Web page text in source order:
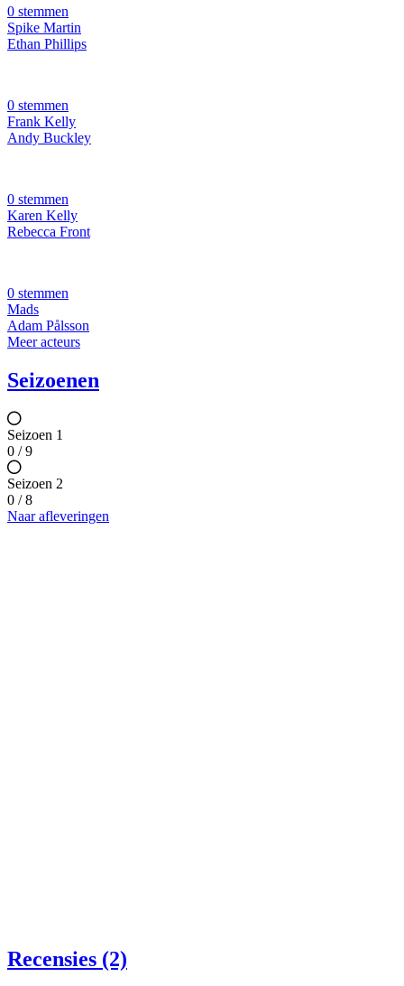
0 stemmen
Spike Martin
Ethan Phillips
0 stemmen
Frank Kelly
Andy Buckley
0 stemmen
Karen Kelly
Rebecca Front
0 stemmen
Mads
Adam Pålsson
Meer acteurs
Seizoenen
Seizoen 1
0 / 9
Seizoen 2
0 / 8
Naar afleveringen
Recensies (2)